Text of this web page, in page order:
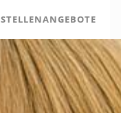
STELLENANGEBOTE